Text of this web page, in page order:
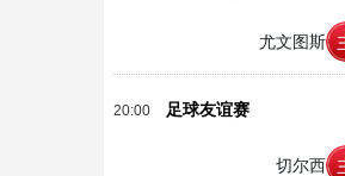
尤文图斯
20:00 足球友谊赛
切尔西